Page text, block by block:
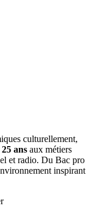
culturellement,
25 ans aux métiers
et radio. Du Bac pro
inspirant